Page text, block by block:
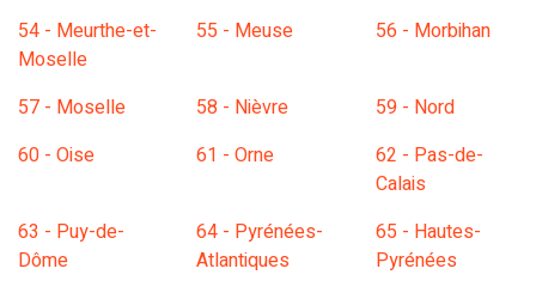
54 - Meurthe-et-
Moselle
55 - Meuse 56 - Morbihan
57 - Moselle 58 - Nièvre
59 - Nord
60 - Oise
61 - Orne
62 - Pas-de-
Calais
63 - Puy-de-
Dôme
64 - Pyrénées-
Atlantiques
65 - Hautes-
Pyrénées